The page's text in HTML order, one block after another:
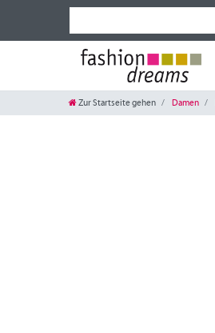
Zur Startseite gehen Damen